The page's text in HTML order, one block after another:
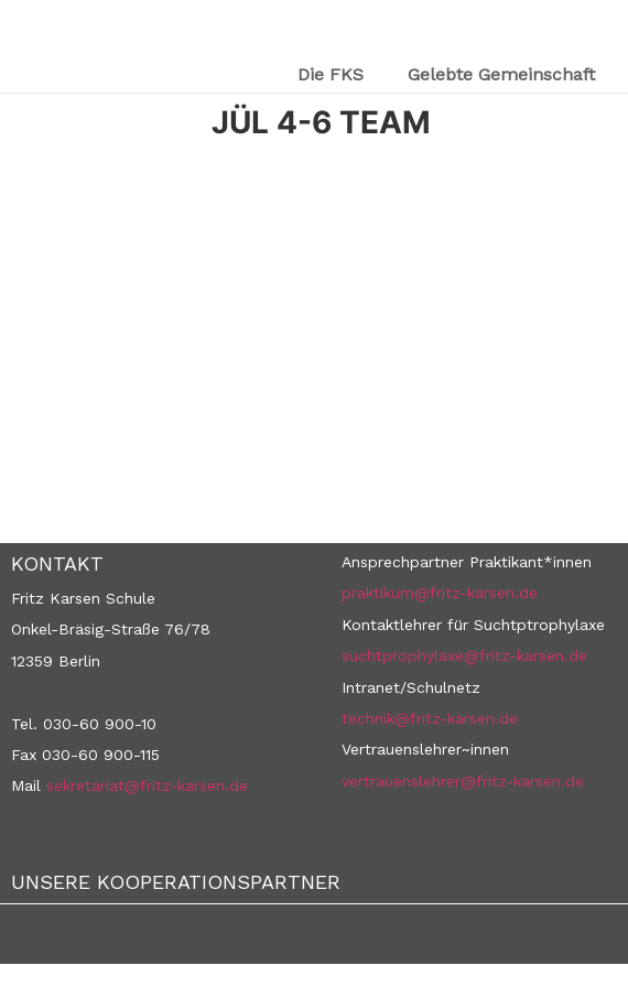
Die FKS Gelebte Gemeinschaft
JÜL 4-6 TEAM
KONTAKT
Fritz Karsen Schule
Onkel-Bräsig-Straße 76/78
12359 Berlin
Tel. 030-60 900-10
Fax 030-60 900-115
Mail sekretariat@fritz-karsen.de
Ansprechpartner Praktikant*innen
praktikum@fritz-karsen.de
Kontaktlehrer für Suchtptrophylaxe
suchtprophylaxe@fritz-karsen.de
Intranet/Schulnetz
technik@fritz-karsen.de
Vertrauenslehrer~innen
vertrauenslehrer@fritz-karsen.de
UNSERE KOOPERATIONSPARTNER